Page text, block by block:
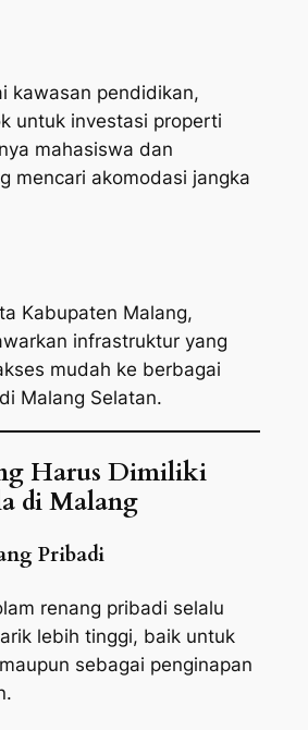
kawasan pendidikan,
untuk investasi properti
mahasiswa dan
mencari akomodasi jangka
Kabupaten Malang,
infrastruktur yang
mudah ke berbagai
Malang Selatan.
Harus Dimiliki
di Malang
Pribadi
renang pribadi selalu
lebih tinggi, baik untuk
sebagai penginapan